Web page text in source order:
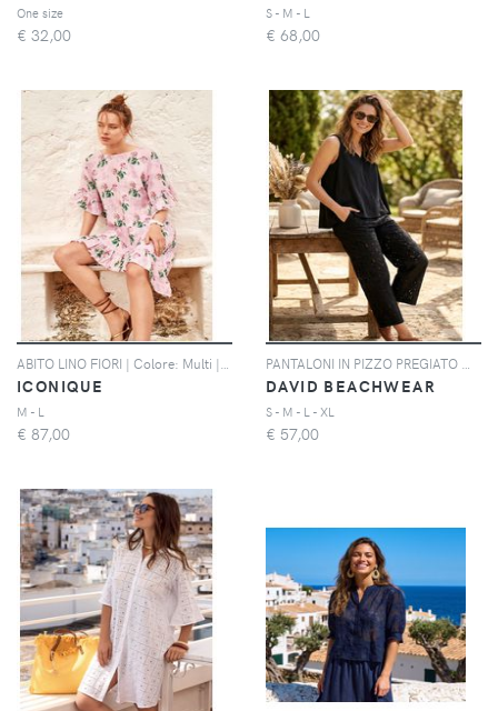
One size
€ 32,00
S - M - L
€ 68,00
ICONIQUE
M - L
€ 87,00
DAVID BEACHWEAR
S - M - L - XL
€ 57,00